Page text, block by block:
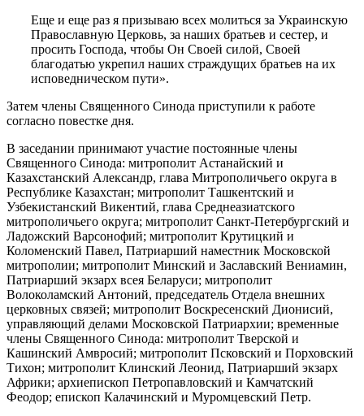
Еще и еще раз я призываю всех молиться за Украинскую
Православную Церковь, за наших братьев и сестер, и
просить Господа, чтобы Он Своей силой, Своей
благодатью укрепил наших страждущих братьев на их
исповедническом пути».
Затем члены Священного Синода приступили к работе
согласно повестке дня.
В заседании принимают участие постоянные члены
Священного Синода: митрополит Астанайский и
Казахстанский Александр, глава Митрополичьего округа в
Республике Казахстан; митрополит Ташкентский и
Узбекистанский Викентий, глава Среднеазиатского
митрополичьего округа; митрополит Санкт-Петербургский и
Ладожский Варсонофий; митрополит Крутицкий и
Коломенский Павел, Патриарший наместник Московской
митрополии; митрополит Минский и Заславский Вениамин,
Патриарший экзарх всея Беларуси; митрополит
Волоколамский Антоний, председатель Отдела внешних
церковных связей; митрополит Воскресенский Дионисий,
управляющий делами Московской Патриархии; временные
члены Священного Синода: митрополит Тверской и
Кашинский Амвросий; митрополит Псковский и Порховский
Тихон; митрополит Клинский Леонид, Патриарший экзарх
Африки; архиепископ Петропавловский и Камчатский
Феодор; епископ Калачинский и Муромцевский Петр.